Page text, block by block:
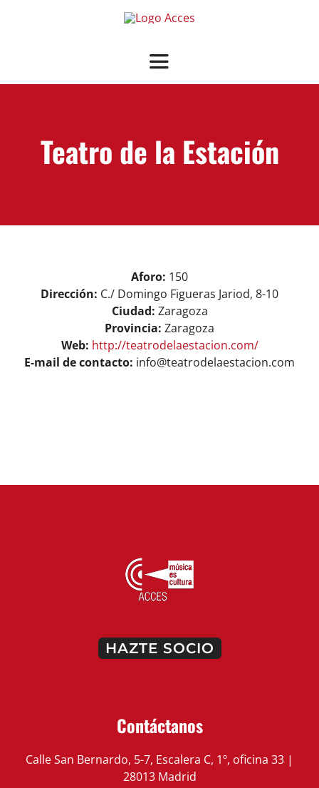
Toggle
Navigation
OFRECEMOS
ASOCIARSE + INFO
Teatro de la Estación
View
Larger
Image
Aforo: 150
Dirección: C./ Domingo Figueras Jariod, 8-10
Ciudad: Zaragoza
Provincia: Zaragoza
Web: http://teatrodelaestacion.com/
E-mail de contacto: info@teatrodelaestacion.com
HAZTE SOCIO
Contáctanos
Calle San Bernardo, 5-7, Escalera C, 1º, oficina 33 |
28013 Madrid